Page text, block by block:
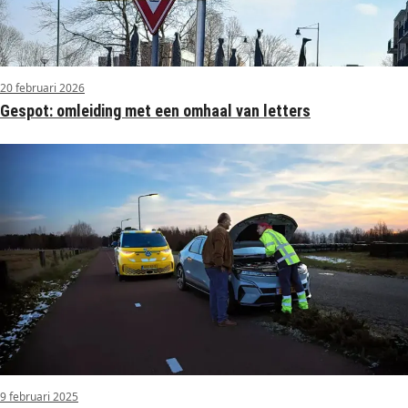
20 februari 2026
Gespot: omleiding met een omhaal van letters
9 februari 2025